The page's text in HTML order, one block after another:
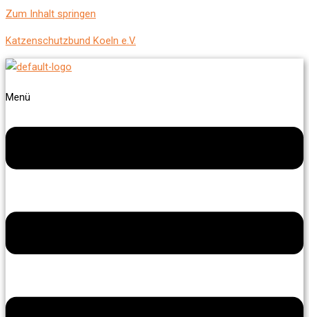
Zum Inhalt springen
Katzenschutzbund Koeln e.V.
Menü